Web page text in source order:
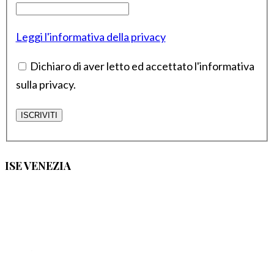
Leggi l'informativa della privacy
Dichiaro di aver letto ed accettato l'informativa
sulla privacy.
ISE VENEZIA